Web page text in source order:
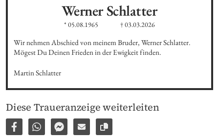
Werner Schlatter
* 05.08.1965 † 03.03.2026
Wir nehmen Abschied von meinem Bruder, Werner Schlatter.
Mögest Du Deinen Frieden in der Ewigkeit finden.
Martin Schlatter
Diese Traueranzeige weiterleiten
Auf Facebook teilen
Per WhatsApp weiterleiten
Per Facebook Messenger weiterleiten
Per E-Mail versenden
Link zur Seite kopieren